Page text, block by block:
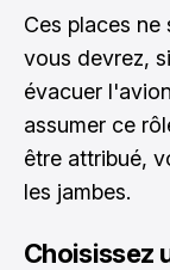
Ces places ne
vous devrez,
évacuer
assumer ce
être attribué,
les jambes.
Choisissez